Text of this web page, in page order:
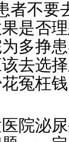
不要
是否
多挣
去选
冤枉
泌尿